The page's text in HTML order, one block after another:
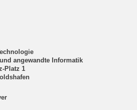
angewandte Informatik
Platz 1